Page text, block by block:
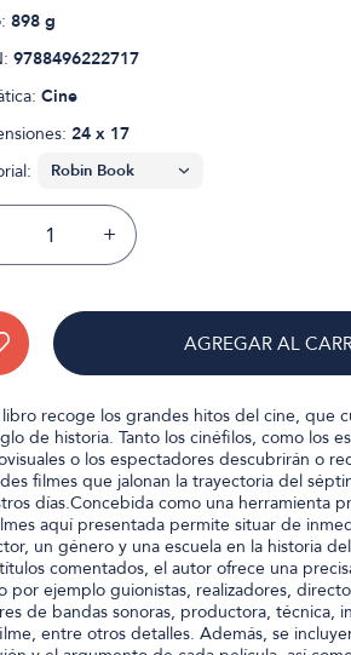
898 g
9788496222717
Cine
24 x 17
+
AGREGAR AL
libro recoge los grandes hitos del cine, que
de historia. Tanto los cinéfilos, como los
o los espectadores descubrirán o
filmes que jalonan la trayectoria del
días.Concebida como una herramienta
aquí presentada permite situar de
un género y una escuela en la historia
comentados, el autor ofrece una
por ejemplo guionistas, realizadores,
de bandas sonoras, productora, técnica,
entre otros detalles. Además, se